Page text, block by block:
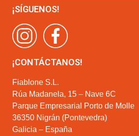
¡SÍGUENOS!
¡CONTÁCTANOS!
Fiablone S.L.
Rúa Madanela, 15 – Nave 6C
Parque Empresarial Porto de Molle
36350 Nigrán (Pontevedra)
Galicia – España